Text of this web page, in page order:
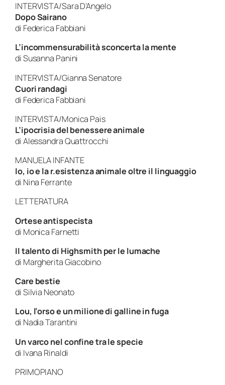
INTERVISTA/Sara D’Angelo
Dopo Sairano
di Federica Fabbiani
L’incommensurabilità sconcerta la mente
diSusanna Panini
INTERVISTA/Gianna Senatore
Cuori randagi
di Federica Fabbiani
INTERVISTA/Monica Pais
L’ipocrisia del benessere animale
di Alessandra Quattrocchi
MANUELA INFANTE
Io, io e la r.esistenza animale oltre il linguaggio
di Nina Ferrante
LETTERATURA
Ortese antispecista
di Monica Farnetti
Il talento di Highsmith per le lumache
di Margherita Giacobino
Care bestie
diSilvia Neonato
Lou, l’orso e un milione di galline in fuga
di Nadia Tarantini
Un varco nel confine tra le specie
di Ivana Rinaldi
PRIMOPIANO